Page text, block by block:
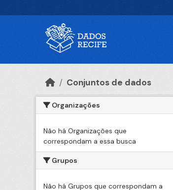
Conjuntos de dados
Organizações
Não há Organizações que
correspondam a essa busca
Grupos
Não há Grupos que correspondam a